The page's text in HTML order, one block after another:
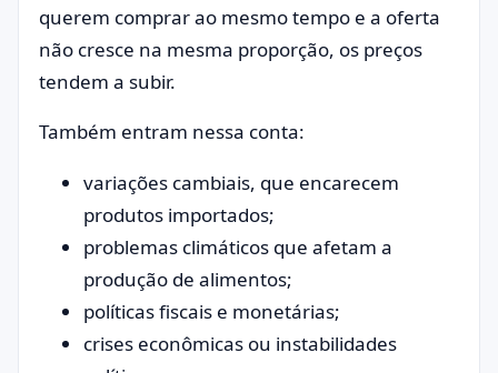
querem comprar ao mesmo tempo e a oferta
não cresce na mesma proporção, os preços
tendem a subir.
Também entram nessa conta:
variações cambiais, que encarecem
produtos importados;
problemas climáticos que afetam a
produção de alimentos;
políticas fiscais e monetárias;
crises econômicas ou instabilidades